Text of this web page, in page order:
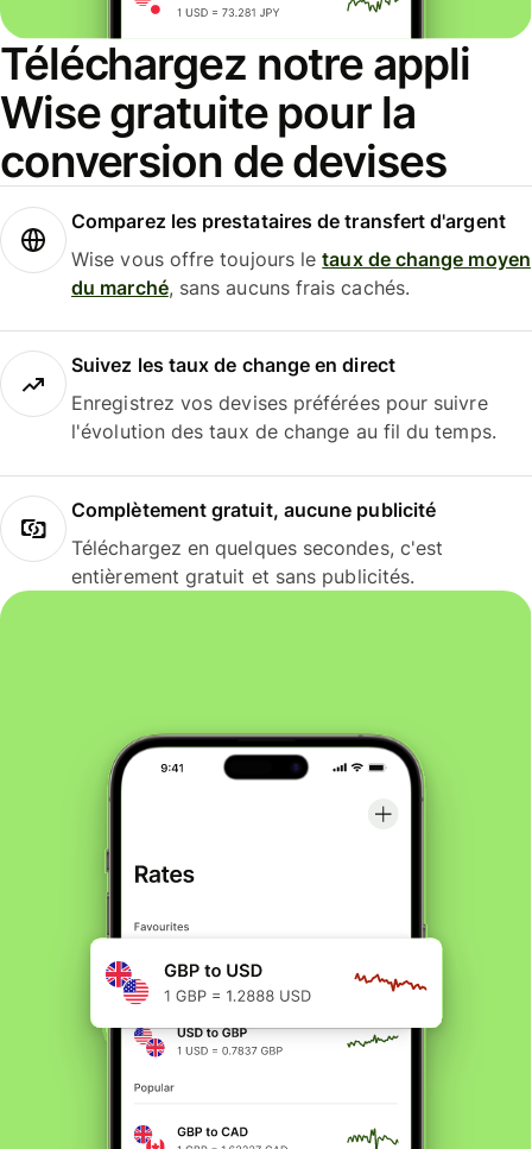
Téléchargez notre appli
Wise gratuite pour la
conversion de devises
Comparez les prestataires de transfert d'argent
Wise vous offre toujours letaux de change moyen
du marché, sans aucuns frais cachés.
Suivez les taux de change en direct
Enregistrez vos devises préférées pour suivre
l'évolution des taux de change au fil du temps.
Complètement gratuit, aucune publicité
Téléchargez en quelques secondes, c'est
entièrement gratuit et sans publicités.